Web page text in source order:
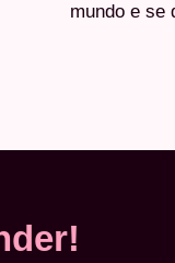
mundo e se